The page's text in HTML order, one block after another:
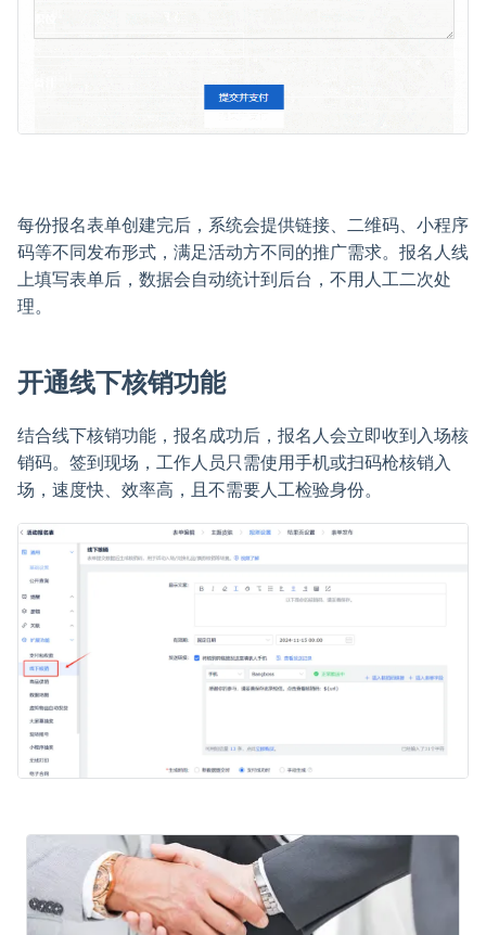
每份报名表单创建完后，系统会提供链接、二维码、小程序
码等不同发布形式，满足活动方不同的推广需求。报名人线
上填写表单后，数据会自动统计到后台，不用人工二次处
理。
开通线下核销功能
结合线下核销功能，报名成功后，报名人会立即收到入场核
销码。签到现场，工作人员只需使用手机或扫码枪核销入
场，速度快、效率高，且不需要人工检验身份。